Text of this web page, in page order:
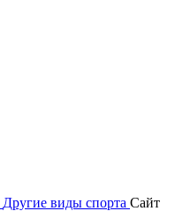
Другие виды спорта Сайт